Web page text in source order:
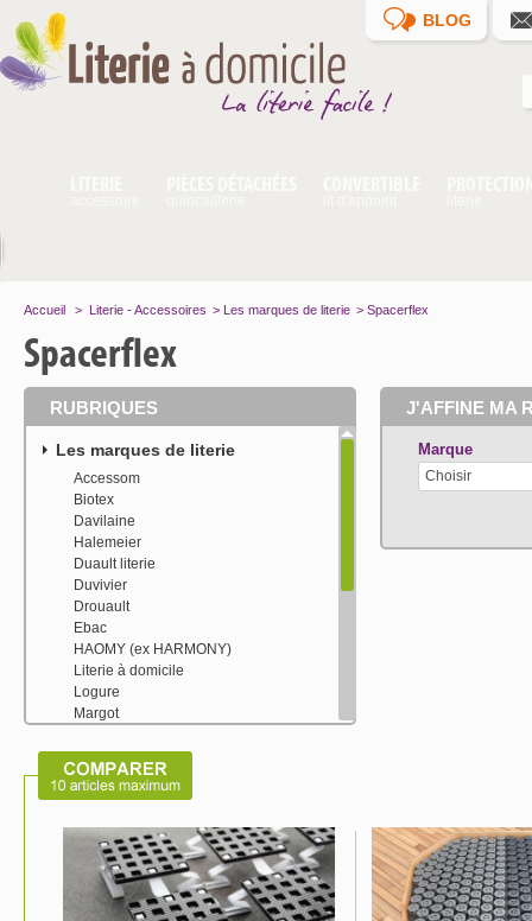
BLOG
Accueil > Literie - Accessoires > Les marques de literie > Spacerflex
Spacerflex
RUBRIQUES
Les marques de literie
Accessom
Biotex
Davilaine
Halemeier
Duault literie
Duvivier
Drouault
Ebac
HAOMY (ex HARMONY)
Literie à domicile
Logure
Margot
Nuit de France
Nuit des Vosges
Phoenix Mecano
Sedac France
Seud
Sleeping Days
Spacerflex
J'AFFINE MA
Marque
Choisir